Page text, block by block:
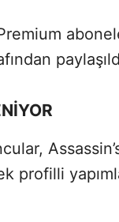
profilli